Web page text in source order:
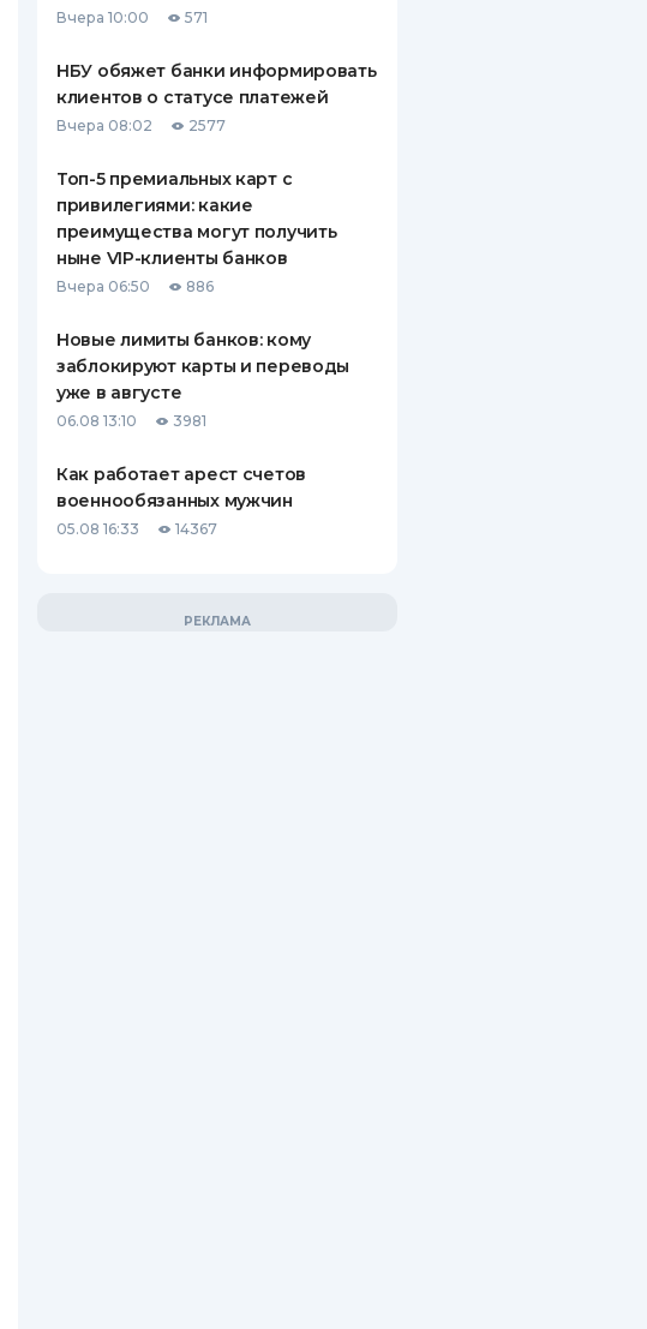
СТРАХОВАНИЮ
ВСЕ СТРАХОВЫЕ ПОЛИСЫ
ОТЗЫВЫ О СТРАХОВЫХ
КОМПАНИЯХ
Вчера 10:00 571
НБУ обяжет банки информировать
клиентов о статусе платежей
Вчера 08:02 2577
Топ-5 премиальных карт с
привилегиями: какие
преимущества могут получить
ныне VIP-клиенты банков
Вчера 06:50 886
Новые лимиты банков: кому
заблокируют карты и переводы
уже в августе
06.08 13:10 3981
Как работает арест счетов
военнообязанных мужчин
05.08 16:33 14367